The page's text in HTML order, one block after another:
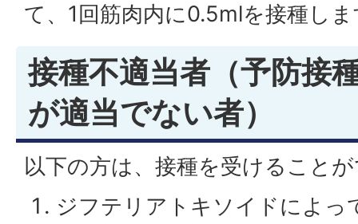
て、1回筋肉内に0.5mlを接種し
接種不適当者（予防接
が適当でない者）
以下の方は、接種を受けること
ジフテリアトキソイドによっ